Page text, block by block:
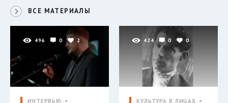
ВСЕ МАТЕРИАЛЫ
496 0 2
ИНТЕРВЬЮ
424 0 0
КУЛЬТУРА В ЛИЦАХ